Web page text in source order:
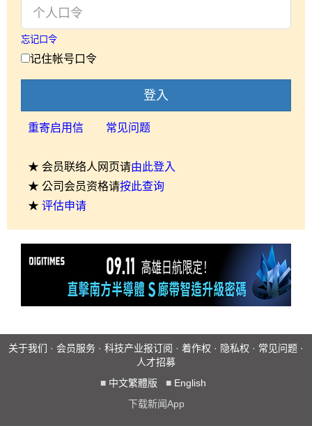
忘记口令
记住帐号口令
登入
重寄启用信 常见问题
★ 会员联络人网页请由此登入
★ 公司会员资格请按此查询
★ 评估申请
关于我们 · 会员服务 · 科技产业报订阅 · 着作权 · 隐私权 · 常见问题 ·
人才招募
■ 中文繁體版 ■ English
下载新闻App